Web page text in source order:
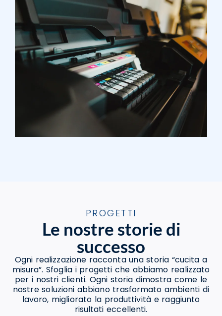
PROGETTI
Le nostre storie di
successo
Ogni realizzazione racconta una storia “cucita a
misura”. Sfoglia i progetti che abbiamo realizzato
per i nostri clienti. Ogni storia dimostra come le
nostre soluzioni abbiano trasformato ambienti di
lavoro, migliorato la produttività e raggiunto
risultati eccellenti.